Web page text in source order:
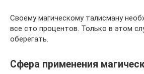
Своему магическому талисману
все сто процентов. Только в этом
оберегать.
Сфера применения